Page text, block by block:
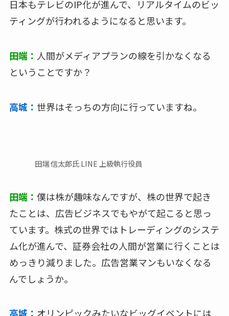
日本もテレビのIP化が進んで、リアルタイムのビッ
ティングが行われるようになると思います。
田端： 人間がメディアプランの線を引かなくなる
ということですか？
高城： 世界はそっちの方向に行っていますね。
田端 信太郎氏 LINE 上級執行役員
田端： 僕は株が趣味なんですが、株の世界で起き
たことは、広告ビジネスでもやがて起こると思っ
ています。株式の世界ではトレーディングのシステ
ム化が進んで、証券会社の人間が営業に行くことは
めっきり減りました。広告営業マンもいなくなる
んでしょうか。
高城： オリンピックみたいなビッグイベントには